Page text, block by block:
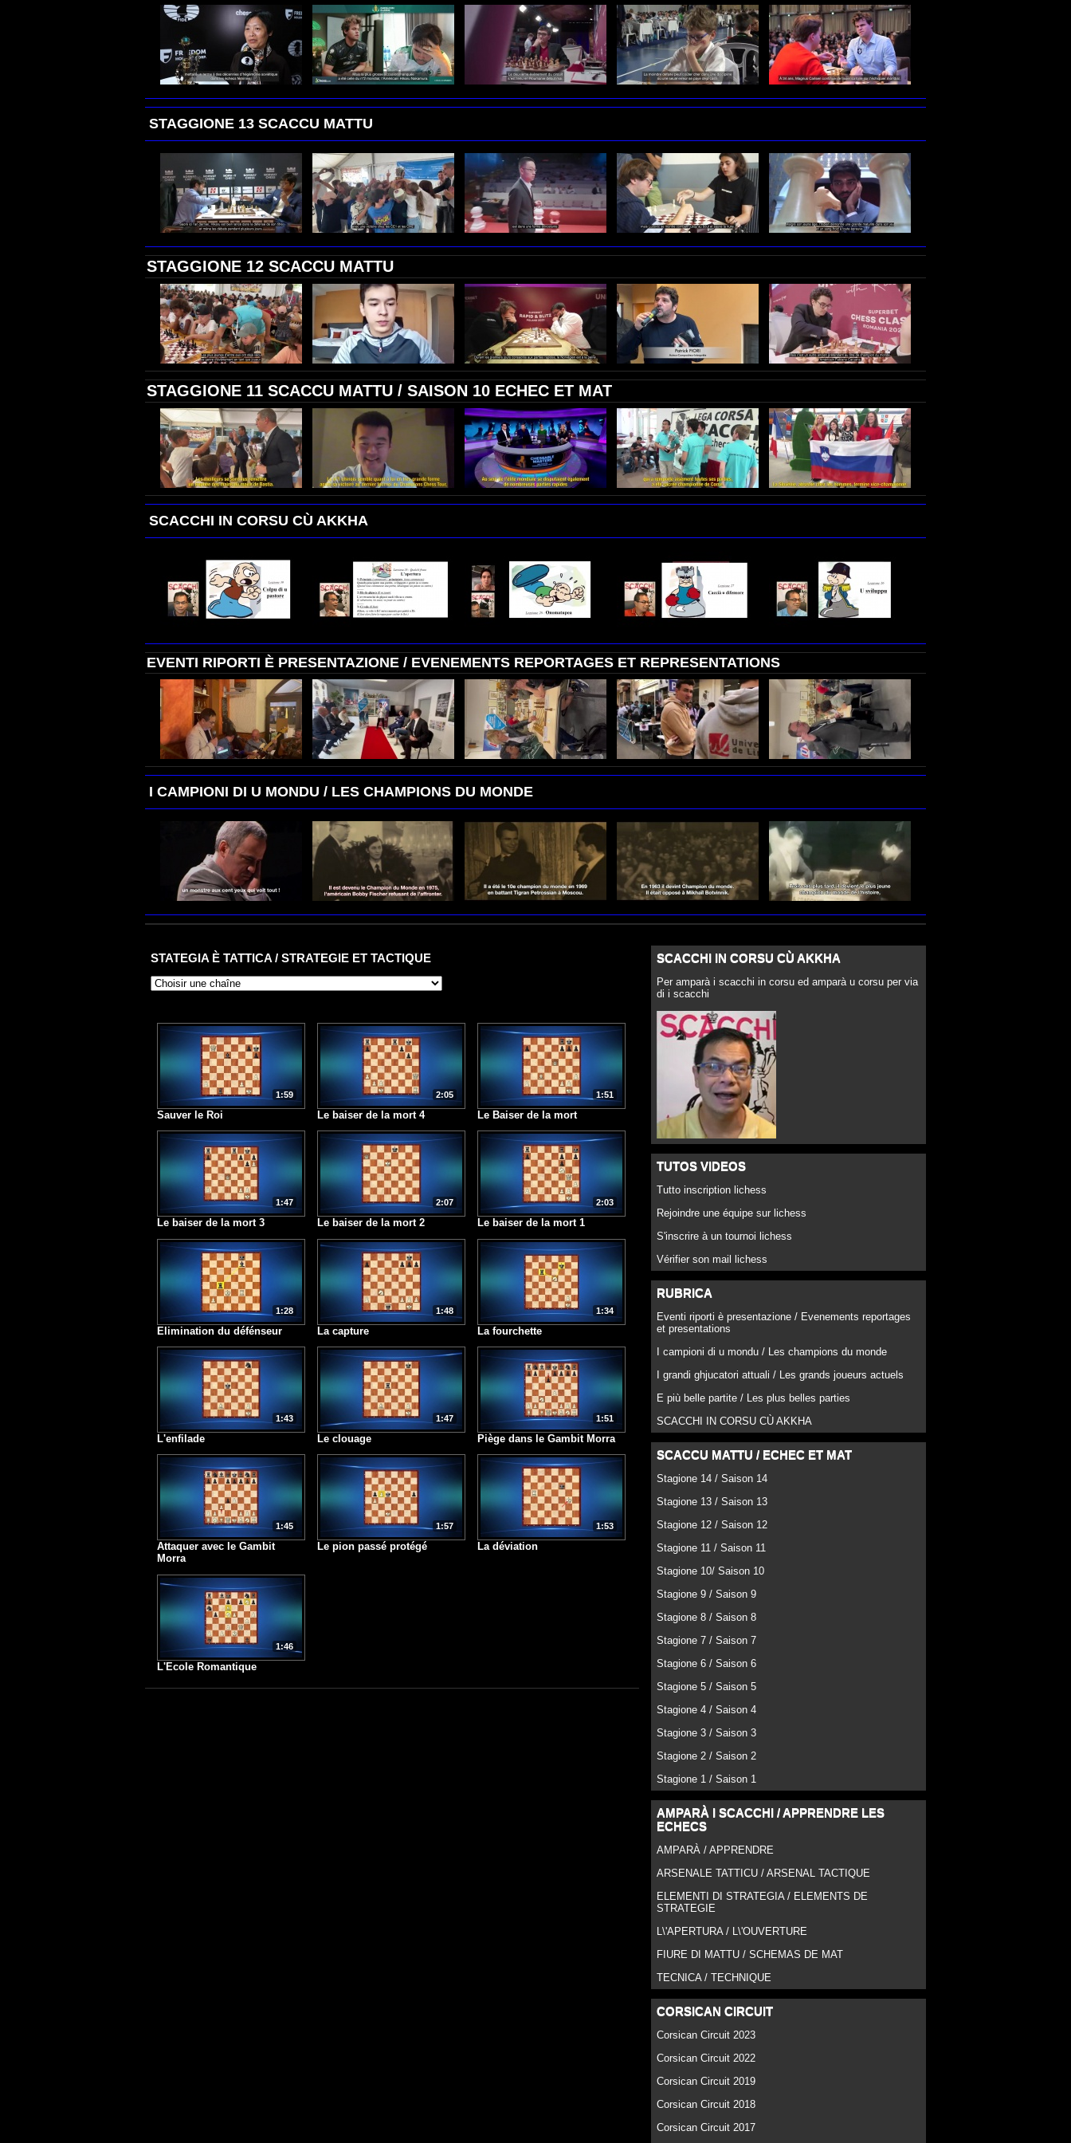
STAGGIONE 13 SCACCU MATTU
STAGGIONE 12 SCACCU MATTU
STAGGIONE 11 SCACCU MATTU / SAISON 10 ECHEC ET MAT
SCACCHI IN CORSU CÙ AKKHA
EVENTI RIPORTI È PRESENTAZIONE / EVENEMENTS REPORTAGES ET REPRESENTATIONS
I CAMPIONI DI U MONDU / LES CHAMPIONS DU MONDE
STATEGIA È TATTICA / STRATEGIE ET TACTIQUE
1:59
Sauver le Roi
2:05
Le baiser de la mort 4
1:51
Le Baiser de la mort
1:47
Le baiser de la mort 3
2:07
Le baiser de la mort 2
2:03
Le baiser de la mort 1
1:28
Elimination du défénseur
1:48
La capture
1:34
La fourchette
1:43
L'enfilade
1:47
Le clouage
1:51
Piège dans le Gambit Morra
1:45
Attaquer avec le Gambit
Morra
1:57
Le pion passé protégé
1:53
La déviation
1:46
L'Ecole Romantique
SCACCHI IN CORSU CÙ AKKHA
Per amparà i scacchi in corsu ed amparà u corsu per via
di i scacchi
TUTOS VIDEOS
Tutto inscription lichess
Rejoindre une équipe sur lichess
S'inscrire à un tournoi lichess
Vérifier son mail lichess
RUBRICA
Eventi riporti è presentazione / Evenements reportages
et presentations
I campioni di u mondu / Les champions du monde
I grandi ghjucatori attuali / Les grands joueurs actuels
E più belle partite / Les plus belles parties
SCACCHI IN CORSU CÙ AKKHA
SCACCU MATTU / ECHEC ET MAT
Stagione 14 / Saison 14
Stagione 13 / Saison 13
Stagione 12 / Saison 12
Stagione 11 / Saison 11
Stagione 10/ Saison 10
Stagione 9 / Saison 9
Stagione 8 / Saison 8
Stagione 7 / Saison 7
Stagione 6 / Saison 6
Stagione 5 / Saison 5
Stagione 4 / Saison 4
Stagione 3 / Saison 3
Stagione 2 / Saison 2
Stagione 1 / Saison 1
AMPARÀ I SCACCHI / APPRENDRE LES
ECHECS
AMPARÀ / APPRENDRE
ARSENALE TATTICU / ARSENAL TACTIQUE
ELEMENTI DI STRATEGIA / ELEMENTS DE
STRATEGIE
L\'APERTURA / L\'OUVERTURE
FIURE DI MATTU / SCHEMAS DE MAT
TECNICA / TECHNIQUE
CORSICAN CIRCUIT
Corsican Circuit 2023
Corsican Circuit 2022
Corsican Circuit 2019
Corsican Circuit 2018
Corsican Circuit 2017